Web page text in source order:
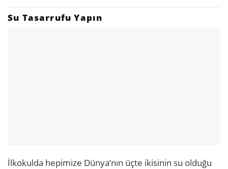
Su Tasarrufu Yapın
İlkokulda hepimize Dünya’nın üçte ikisinin su olduğu